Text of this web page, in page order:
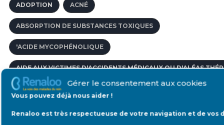
Gérer le consentement aux cookies
Vous pouvez déjà nous aider !
Renaloo est très respectueuse de votre navigation et de vos
ADOPTION ACNÉ
ABSORPTION DE SUBSTANCES TOXIQUES
'ACIDE MYCOPHÉNOLIQUE
AIDE AUX VICTIMES D'ACCIDENTS MÉDICAUX OU D'ALÉAS
ACCOMPAGNEMENT PÉDAGOGIQUE
ABORD VASCULAIRE